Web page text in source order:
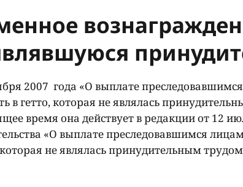
2007 года «О выплате
в гетто, которая не являлась
время она действует в редакции от 12
«О выплате преследовавшимся
которая не являлась принудительным